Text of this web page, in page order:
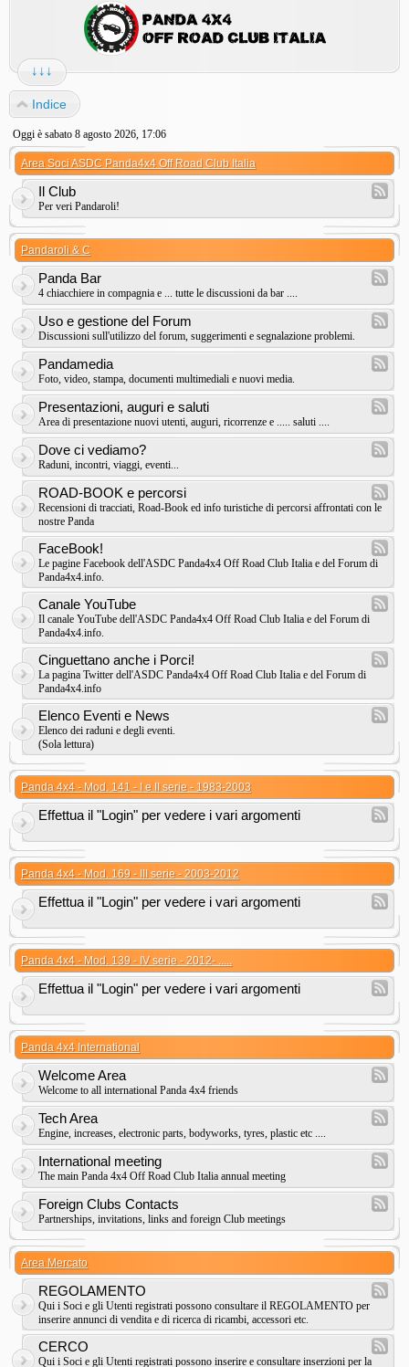
↓↓↓
Indice
Oggi è sabato 8 agosto 2026, 17:06
Area Soci ASDC Panda4x4 Off Road Club Italia
Il Club
Per veri Pandaroli!
Pandaroli & C
Panda Bar
4 chiacchiere in compagnia e ... tutte le discussioni da bar ....
Uso e gestione del Forum
Discussioni sull'utilizzo del forum, suggerimenti e segnalazione problemi.
Pandamedia
Foto, video, stampa, documenti multimediali e nuovi media.
Presentazioni, auguri e saluti
Area di presentazione nuovi utenti, auguri, ricorrenze e ..... saluti ....
Dove ci vediamo?
Raduni, incontri, viaggi, eventi...
ROAD-BOOK e percorsi
Recensioni di tracciati, Road-Book ed info turistiche di percorsi affrontati con le
nostre Panda
FaceBook!
Le pagine Facebook dell'ASDC Panda4x4 Off Road Club Italia e del Forum di
Panda4x4.info.
Canale YouTube
Il canale YouTube dell'ASDC Panda4x4 Off Road Club Italia e del Forum di
Panda4x4.info.
Cinguettano anche i Porci!
La pagina Twitter dell'ASDC Panda4x4 Off Road Club Italia e del Forum di
Panda4x4.info
Elenco Eventi e News
Elenco dei raduni e degli eventi.
(Sola lettura)
Panda 4x4 - Mod. 141 - I e II serie - 1983-2003
Effettua il "Login" per vedere i vari argomenti
Panda 4x4 - Mod. 169 - III serie - 2003-2012
Effettua il "Login" per vedere i vari argomenti
Panda 4x4 - Mod. 139 - IV serie - 2012- .....
Effettua il "Login" per vedere i vari argomenti
Panda 4x4 International
Welcome Area
Welcome to all international Panda 4x4 friends
Tech Area
Engine, increases, electronic parts, bodyworks, tyres, plastic etc ....
International meeting
The main Panda 4x4 Off Road Club Italia annual meeting
Foreign Clubs Contacts
Partnerships, invitations, links and foreign Club meetings
Area Mercato
REGOLAMENTO
Qui i Soci e gli Utenti registrati possono consultare il REGOLAMENTO per
inserire annunci di vendita e di ricerca di ricambi, accessori etc.
CERCO
Qui i Soci e gli Utenti registrati possono inserire e consultare inserzioni per la